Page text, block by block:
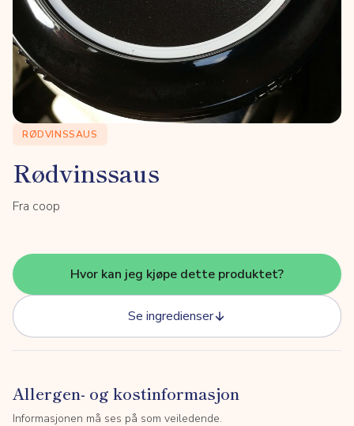
RØDVINSSAUS
Rødvinssaus
Fra coop
Hvor kan jeg kjøpe dette produktet?
Se ingredienser
Allergen- og kostinformasjon
Informasjonen må ses på som veiledende.